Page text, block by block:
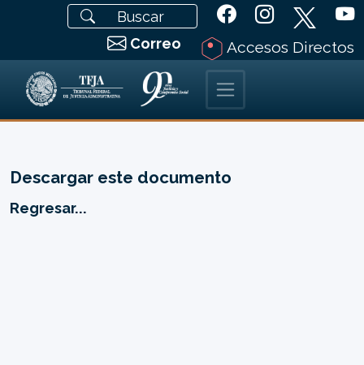
Correo Accesos Directos
Descargar este documento
Regresar...